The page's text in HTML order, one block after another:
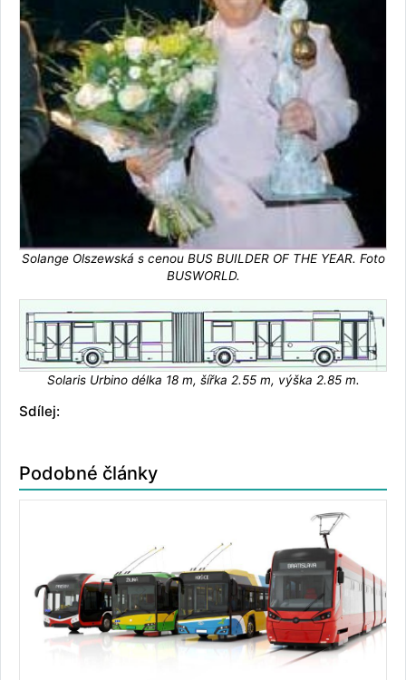
Solange Olszewská s cenou BUS BUILDER OF THE YEAR. Foto
BUSWORLD.
Solaris Urbino délka 18 m, šířka 2.55 m, výška 2.85 m.
Sdílej:
Podobné články